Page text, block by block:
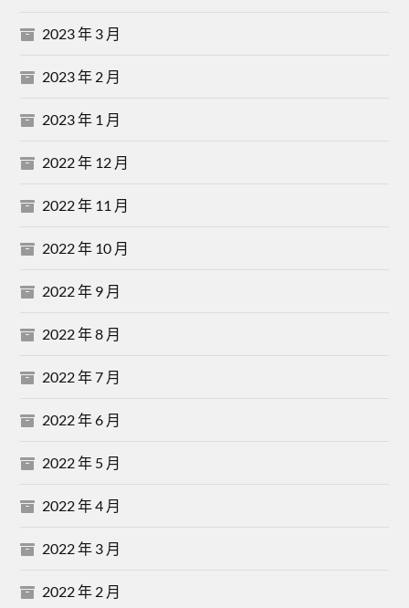
2023 年 3 月
2023 年 2 月
2023 年 1 月
2022 年 12 月
2022 年 11 月
2022 年 10 月
2022 年 9 月
2022 年 8 月
2022 年 7 月
2022 年 6 月
2022 年 5 月
2022 年 4 月
2022 年 3 月
2022 年 2 月